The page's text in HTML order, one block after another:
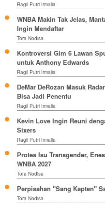
Ragil Putri Irmalia
WNBA Makin Tak Jelas,
Ingin Mendaftar
Tora Nodisa
Kontroversi Gim 6 Lawan
untuk Anthony Edwards
Ragil Putri Irmalia
DeMar DeRozan Masuk
Bisa Jadi Penentu
Ragil Putri Irmalia
Kevin Love Ingin Reuni
Sixers
Ragil Putri Irmalia
Protes Isu Transgender,
WNBA 2027
Tora Nodisa
Perpisahan "Sang Kapten"
Tora Nodisa